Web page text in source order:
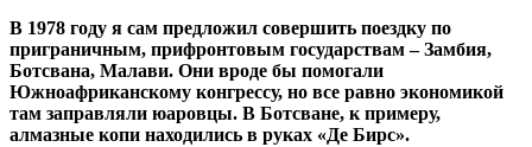
В 1978 году я сам предложил совершить поездку по
приграничным, прифронтовым государствам – Замбия,
Ботсвана, Малави. Они вроде бы помогали
Южноафриканскому конгрессу, но все равно экономикой
там заправляли юаровцы. В Ботсване, к примеру,
алмазные копи находились в руках «Де Бирс».